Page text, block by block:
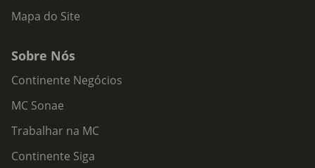
Mapa do Site
Sobre Nós
Continente Negócios
MC Sonae
Trabalhar na MC
Continente Siga